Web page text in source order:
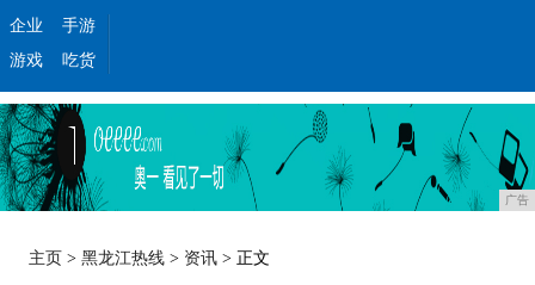
企业
手游
游戏
吃货
广告
主页 >黑龙江热线 > 资讯 > 正文